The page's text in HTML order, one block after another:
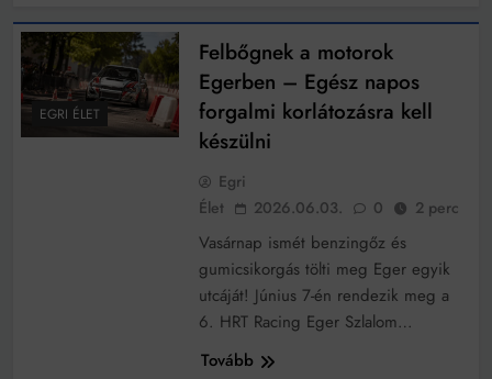
EGRI ÉLET
Felbőgnek a motorok
Egerben – Egész napos
forgalmi korlátozásra kell
készülni
Egri
Élet
2026.06.03. 0 2 perc
Vasárnap ismét benzingőz és
gumicsikorgás tölti meg Eger egyik
utcáját! Június 7-én rendezik meg a
6. HRT Racing Eger Szlalom…
Tovább